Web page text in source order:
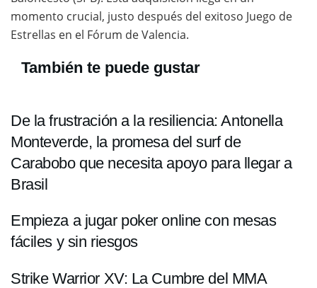
momento crucial, justo después del exitoso Juego de
Estrellas en el Fórum de Valencia.
También te puede gustar
De la frustración a la resiliencia: Antonella
Monteverde, la promesa del surf de
Carabobo que necesita apoyo para llegar a
Brasil
Empieza a jugar poker online con mesas
fáciles y sin riesgos
Strike Warrior XV: La Cumbre del MMA